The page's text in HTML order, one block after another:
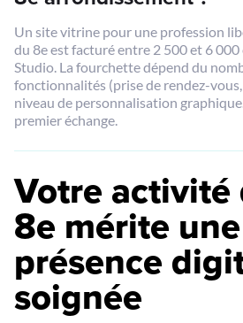
Un site vitrine pour une profession
du 8e est facturé entre 2 500 et 6
Studio. La fourchette dépend du
fonctionnalités (prise de rendez-
niveau de personnalisation
premier échange.
Votre activité
8e mérite une
présence
soignée